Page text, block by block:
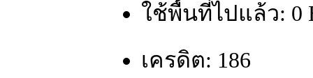
ใช้พื้นที่ไปแล้ว: 0
เครดิต: 186